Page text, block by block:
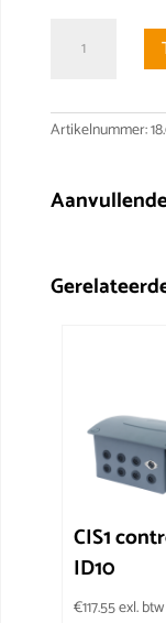
Actuator
aantal
Artikelnummer:
CIS1
ID10
€117.55exl. btw